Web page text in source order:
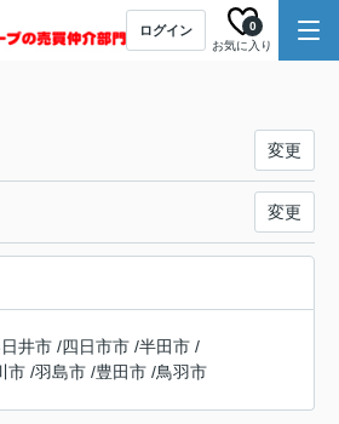
ログイン
お気に入り
0
変更
変更
井市 /四日市市 /半田市 /
市 /羽島市 /豊田市 /鳥羽市